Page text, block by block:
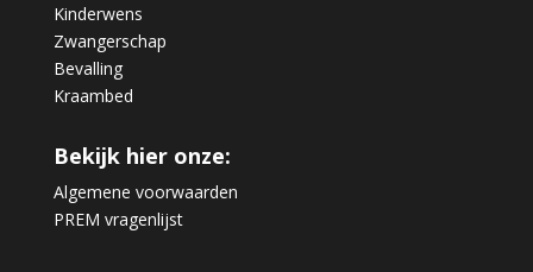
Kinderwens
Zwangerschap
Bevalling
Kraambed
Bekijk hier onze:
Algemene voorwaarden
PREM vragenlijst